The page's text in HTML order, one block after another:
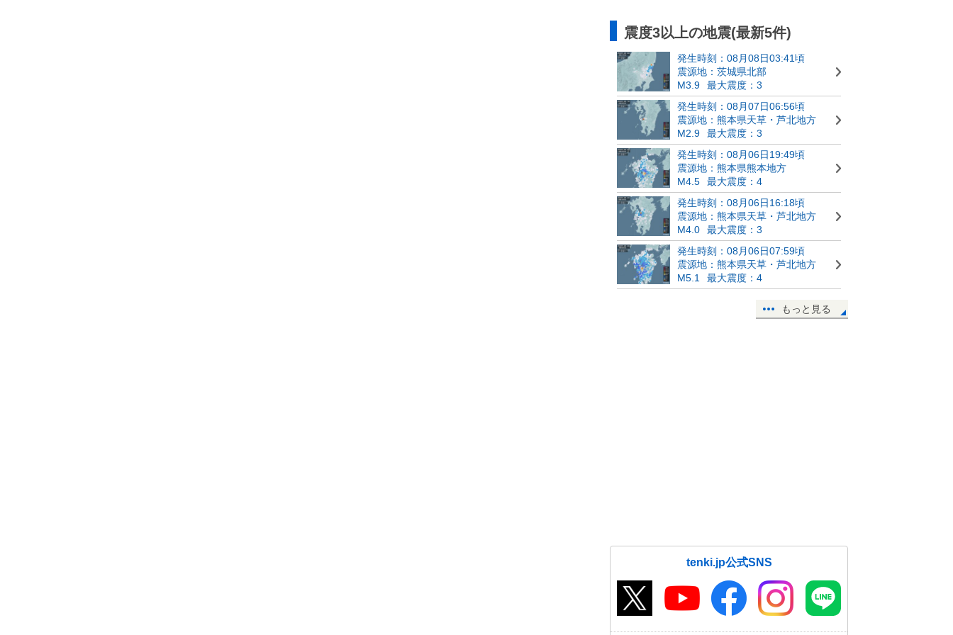
震度3以上の地震(最新5件)
発生時刻：08月08日03:41頃
震源地：茨城県北部
M3.9
最大震度：3
発生時刻：08月07日06:56頃
震源地：熊本県天草・芦北地方
M2.9
最大震度：3
発生時刻：08月06日19:49頃
震源地：熊本県熊本地方
M4.5
最大震度：4
発生時刻：08月06日16:18頃
震源地：熊本県天草・芦北地方
M4.0
最大震度：3
発生時刻：08月06日07:59頃
震源地：熊本県天草・芦北地方
M5.1
最大震度：4
もっと見る
tenki.jp公式SNS